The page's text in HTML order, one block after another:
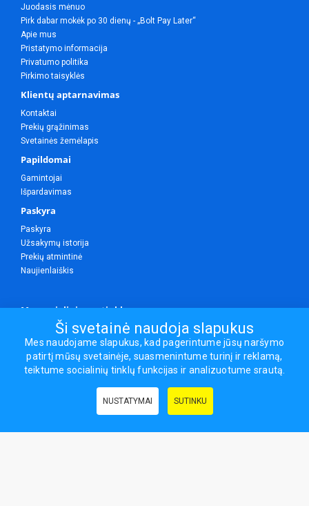
Juodasis mėnuo
Pirk dabar mokėk po 30 dienų - „Bolt Pay Later“
Apie mus
Pristatymo informacija
Privatumo politika
Pirkimo taisyklės
Klientų aptarnavimas
Kontaktai
Prekių grąžinimas
Svetainės žemėlapis
Papildomai
Gamintojai
Išpardavimas
Paskyra
Paskyra
Užsakymų istorija
Prekių atmintinė
Naujienlaiškis
Mes socialiniuose tinkluose
Visos teisės saugomos.
Sporto ir laisvalaikio prekės, maisto papildai - erasportas.lt © 2026
Ši svetainė naudoja slapukus
Mes naudojame slapukus, kad pagerintume jūsų naršymo
patirtį mūsų svetainėje, suasmenintume turinį ir reklamą,
teiktume socialinių tinklų funkcijas ir analizuotume srautą.
NUSTATYMAI SUTINKU